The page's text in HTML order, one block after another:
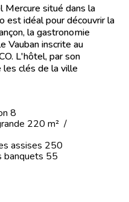
Mercure situé dans la
est idéal pour découvrir la
la gastronomie
Vauban inscrite au
L'hôtel, par son
clés de la ville
8
220 m² /
assises 250
banquets 55